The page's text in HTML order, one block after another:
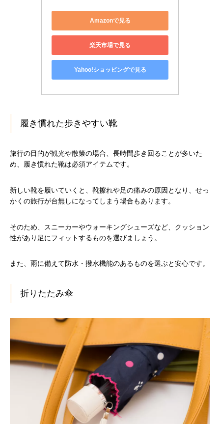
Amazonで見る
楽天市場で見る
Yahoo!ショッピングで見る
履き慣れた歩きやすい靴
旅行の目的が観光や散策の場合、長時間歩き回ることが多いた
め、履き慣れた靴は必須アイテムです。
新しい靴を履いていくと、靴擦れや足の痛みの原因となり、せっ
かくの旅行が台無しになってしまう場合もあります。
そのため、スニーカーやウォーキングシューズなど、クッション
性があり足にフィットするものを選びましょう。
また、雨に備えて防水・撥水機能のあるものを選ぶと安心です。
折りたたみ傘